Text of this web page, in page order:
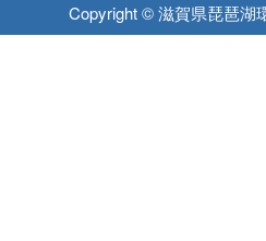
Copyright © 滋賀県琵琶湖